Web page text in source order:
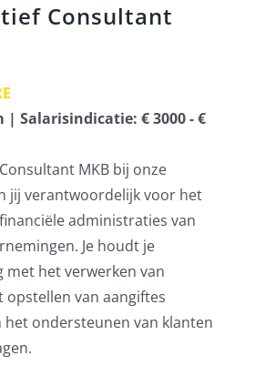
Consultant
| Salarisindicatie: € 3000 - €
MKB bij onze
jij verantwoordelijk voor het
administraties van
Je houdt je
met het verwerken van
van aangiftes
ondersteunen van klanten